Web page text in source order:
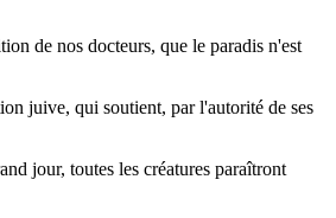
de nos docteurs, que le paradis n'est
juive, qui soutient, par l'autorité de ses
jour, toutes les créatures paraîtront